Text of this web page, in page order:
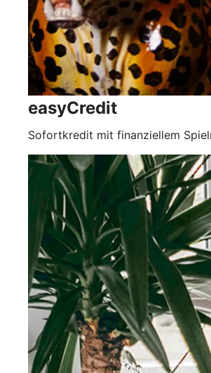
easyCredit
Sofortkredit mit finanziellem